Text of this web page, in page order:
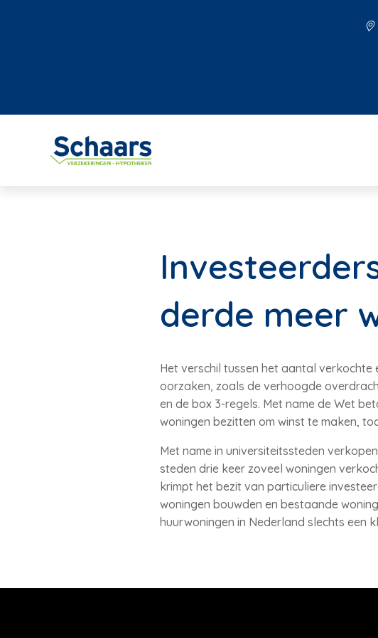
derde meer
Het verschil tussen het aantal
oorzaken, zoals de verhoogde
en de box 3-regels. Met name de Wet
woningen bezitten om winst te maken,
Met name in universiteitssteden
steden drie keer zoveel woningen
krimpt het bezit van particuliere
woningen bouwden en bestaande
huurwoningen in Nederland slechts een